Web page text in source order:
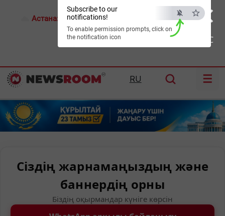
×
ESC
Subscribe to our
notifications!
To enable permission prompts, click on
the notification icon
Астана: 28°C Алматы: Шымкент:37°C
RU ☰
Сіздің жарнамаңыздың және
баннердің орны
Біздің оқырмандар күніге көрсін